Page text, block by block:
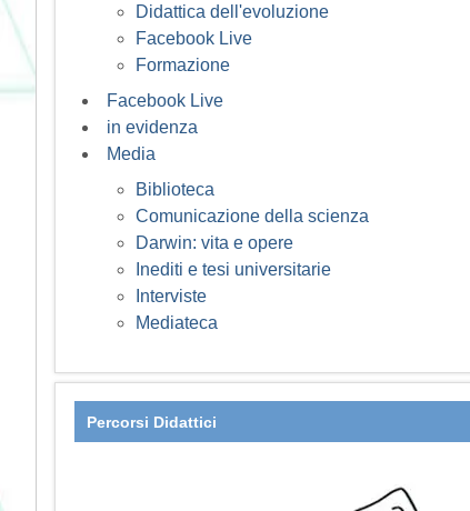
Didattica dell'evoluzione
Facebook Live
Formazione
Facebook Live
in evidenza
Media
Biblioteca
Comunicazione della scienza
Darwin: vita e opere
Inediti e tesi universitarie
Interviste
Mediateca
Percorsi Didattici